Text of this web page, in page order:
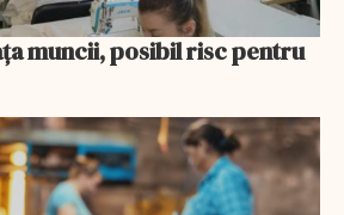
muncii, posibil risc pentru